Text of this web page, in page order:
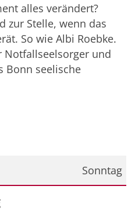
alles verändert?
zur Stelle, wenn das
So wie Albi Roebke.
Notfallseelsorger und
Bonn seelische
Sonntag